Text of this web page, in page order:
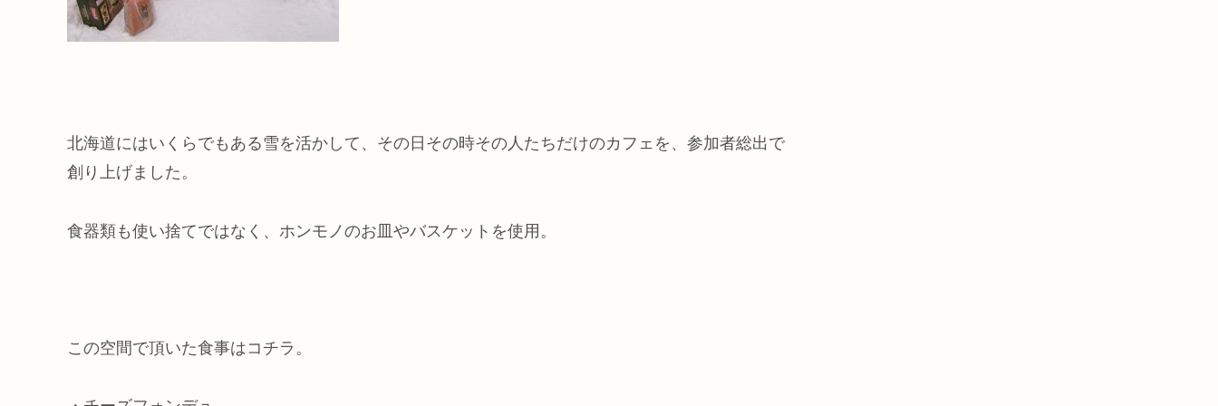
北海道にはいくらでもある雪を活かして、その日その時その人たちだけのカフェを、参加者総出で
創り上げました。
食器類も使い捨てではなく、ホンモノのお皿やバスケットを使用。
この空間で頂いた食事はコチラ。